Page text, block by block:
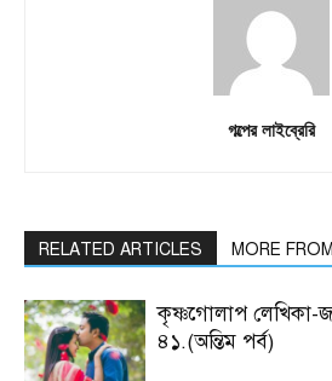
গল্পের লাইব্রেরি
RELATED ARTICLES MORE
কৃষ্ণগোলাপ লেখিকা-
৪১.(অন্তিম পর্ব)